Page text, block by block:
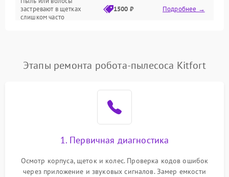
Программные сбои
застревают в щетках
слишком часто
1500 ₽ Подробнее →
Этапы ремонта робота-пылесоса Kitfort
1. Первичная диагностика
Осмотр корпуса, щеток и колес. Проверка кодов ошибок
через приложение и звуковых сигналов. Замер емкости